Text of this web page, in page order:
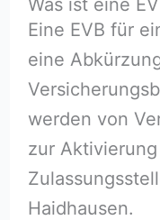
Was ist eine
Eine EVB für
eine
werden von
zur
Haidhausen.